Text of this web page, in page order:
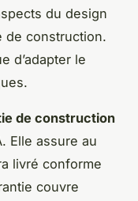
du design
de construction.
d’adapter le
de construction
Elle assure au
livré conforme
couvre